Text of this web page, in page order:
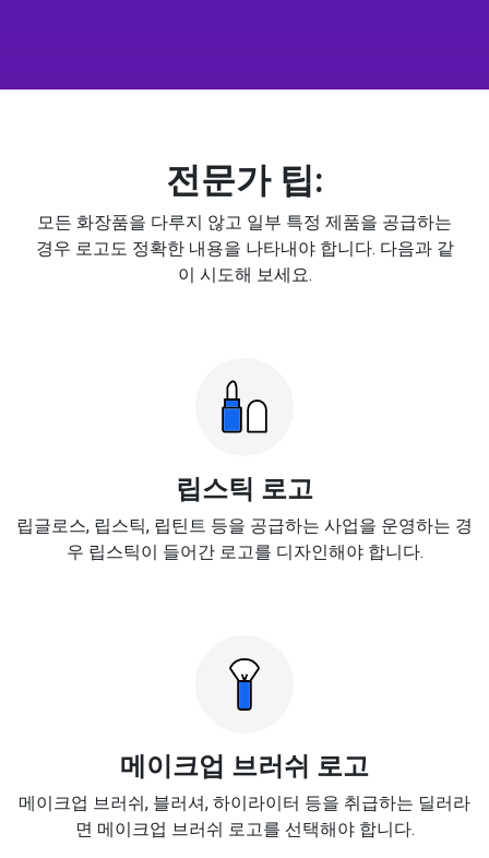
전문가 팁:
모든 화장품을 다루지 않고 일부 특정 제품을 공급하는
경우 로고도 정확한 내용을 나타내야 합니다. 다음과 같
이 시도해 보세요.
립스틱 로고
립글로스, 립스틱, 립틴트 등을 공급하는 사업을 운영하는 경
우 립스틱이 들어간 로고를 디자인해야 합니다.
메이크업 브러쉬 로고
메이크업 브러쉬, 블러셔, 하이라이터 등을 취급하는 딜러라
면 메이크업 브러쉬 로고를 선택해야 합니다.